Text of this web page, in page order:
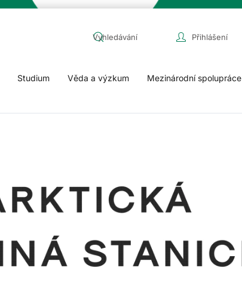
Přihlášení
Studium Věda a výzkum Mezinárodní spolupráce